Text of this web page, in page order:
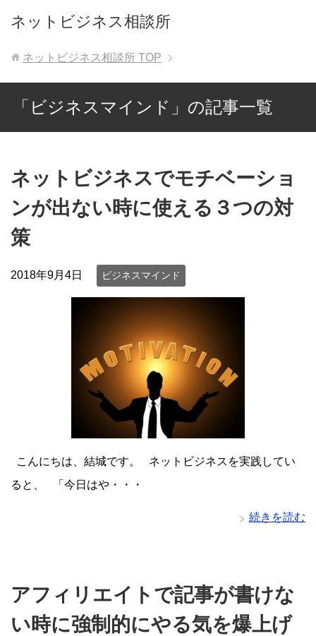
ネットビジネス相談所
ネットビジネス相談所 TOP
「ビジネスマインド」の記事一覧
ネットビジネスでモチベーショ
ンが出ない時に使える３つの対
策
2018年9月4日 ビジネスマインド
こんにちは、結城です。 ネットビジネスを実践してい
ると、 「今日はや・・・
続きを読む
アフィリエイトで記事が書けな
い時に強制的にやる気を爆上げ